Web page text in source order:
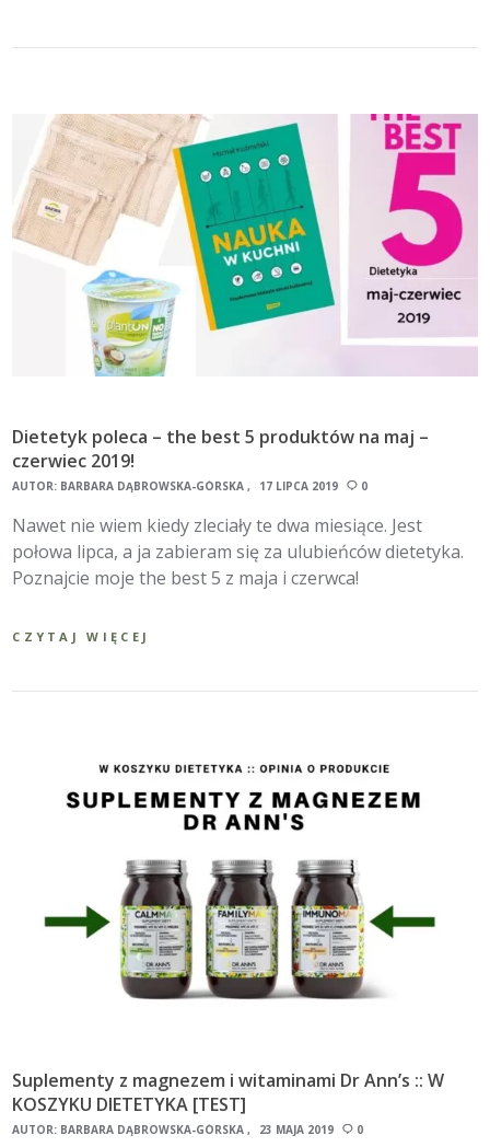
Dietetyk poleca – the best 5 produktów na maj –
czerwiec 2019!
AUTOR: BARBARA DĄBROWSKA-GÓRSKA 17 LIPCA 2019 0
Nawet nie wiem kiedy zleciały te dwa miesiące. Jest
połowa lipca, a ja zabieram się za ulubieńców dietetyka.
Poznajcie moje the best 5 z maja i czerwca!
CZYTAJ WIĘCEJ
Suplementy z magnezem i witaminami Dr Ann’s :: W
KOSZYKU DIETETYKA [TEST]
AUTOR: BARBARA DĄBROWSKA-GÓRSKA 23 MAJA 2019 0